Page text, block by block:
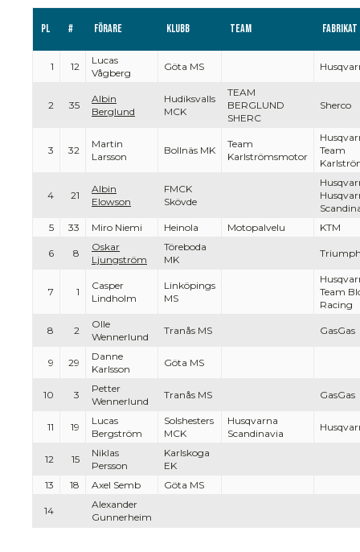
Pl # Förare Klubb Team Fabrikat
1 12
Lucas
Vågberg
Göta MS
2 35
Albin
Berglund
Hudiksvalls
MCK
TEAM
BERGLUND
SHERC
Sherco
3 32
Martin
Larsson
Bollnäs MK
Team
Karlströmsmotor
Team
4 21
Albin
Elowson
FMCK
Skövde
5
33 Miro Niemi Heinola Motopalvelu KTM
6 8
Oskar
Ljungström
Töreboda
MK
7 1
Casper
Lindholm
Linköpings
MS
Team
Racing
8 2
Olle
Wennerlund
Tranås MS GasGas
9 29
Danne
Karlsson
Göta MS
10 3
Petter
Wennerlund
Tranås MS GasGas
11 19
Lucas
Bergström
Solshesters
MCK
Husqvarna
Scandinavia
12 15
Niklas
Persson
Karlskoga
EK
13
18 Axel Semb Göta MS
14
Alexander
Gunnerheim